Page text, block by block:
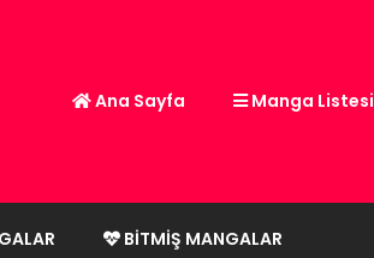
Ana Sayfa Manga Listesi
BITMIŞ MANGALAR